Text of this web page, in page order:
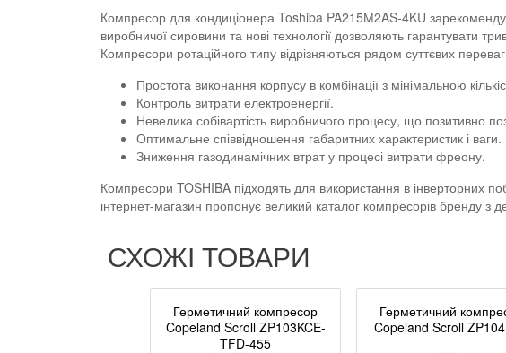
Компресор для кондиціонера Toshiba PA215М2AS-4KU
виробничої сировини та нові технології дозволяють гарантувати
Компресори ротаційного типу відрізняються рядом суттєвих
Простота виконання корпусу в комбінації з мінімальною
Контроль витрати електроенергії.
Невелика собівартість виробничого процесу, що позитивно
Оптимальне співвідношення габаритних характеристик і ваги.
Зниження газодинамічних втрат у процесі витрати фреону.
Компресори TOSHIBA підходять для використання в інверторних
інтернет-магазин пропонує великий каталог компресорів бренду з
СХОЖІ ТОВАРИ
Герметичний компресор
Copeland Scroll ZP103KCE-
TFD-455
Герметичний
Copeland Scroll